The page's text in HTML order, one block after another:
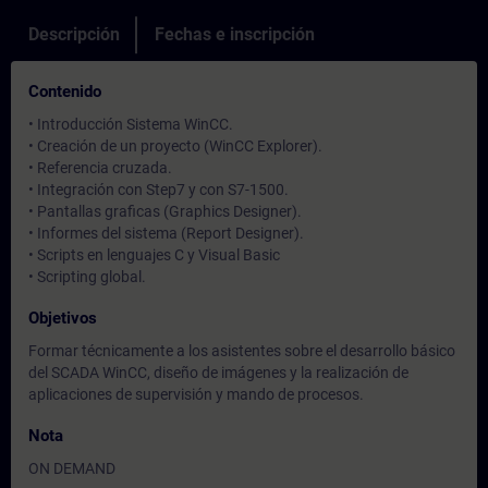
Descripción Fechas e inscripción
Contenido
• Introducción Sistema WinCC.
• Creación de un proyecto (WinCC Explorer).
• Referencia cruzada.
• Integración con Step7 y con S7-1500.
• Pantallas graficas (Graphics Designer).
• Informes del sistema (Report Designer).
• Scripts en lenguajes C y Visual Basic
• Scripting global.
Objetivos
Formar técnicamente a los asistentes sobre el desarrollo básico
del SCADA WinCC, diseño de imágenes y la realización de
aplicaciones de supervisión y mando de procesos.
Nota
ON DEMAND